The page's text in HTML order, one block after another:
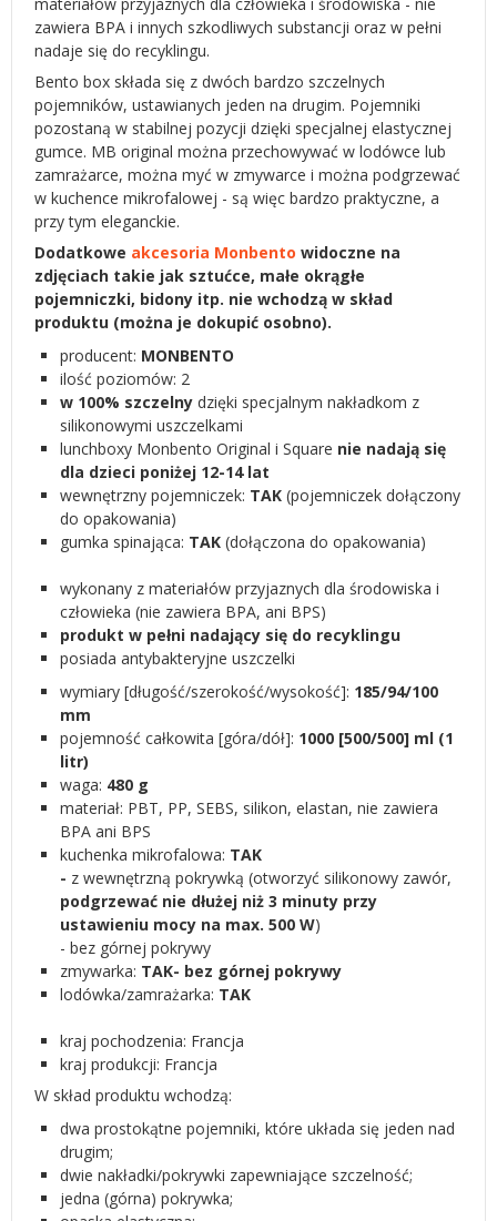
materiałów przyjaznych dla człowieka i środowiska - nie
zawiera BPA i innych szkodliwych substancji oraz w pełni
nadaje się do recyklingu.
Bento box składa się z dwóch bardzo szczelnych
pojemników, ustawianych jeden na drugim. Pojemniki
pozostaną w stabilnej pozycji dzięki specjalnej elastycznej
gumce. MB original można przechowywać w lodówce lub
zamrażarce, można myć w zmywarce i można podgrzewać
w kuchence mikrofalowej - są więc bardzo praktyczne, a
przy tym eleganckie.
Dodatkowe akcesoria Monbento widoczne na
zdjęciach takie jak sztućce, małe okrągłe
pojemniczki, bidony itp. nie wchodzą w skład
produktu (można je dokupić osobno).
producent: MONBENTO
ilość poziomów: 2
w 100% szczelny dzięki specjalnym nakładkom z
silikonowymi uszczelkami
lunchboxy Monbento Original i Square nie nadają się
dla dzieci poniżej 12-14 lat
wewnętrzny pojemniczek: TAK (pojemniczek dołączony
do opakowania)
gumka spinająca: TAK (dołączona do opakowania)
wykonany z materiałów przyjaznych dla środowiska i
człowieka (nie zawiera BPA, ani BPS)
produkt w pełni nadający się do recyklingu
posiada antybakteryjne uszczelki
wymiary [długość/szerokość/wysokość]: 185/94/100
mm
pojemność całkowita [góra/dół]: 1000 [500/500] ml (1
litr)
waga: 480 g
materiał: PBT, PP, SEBS, silikon, elastan, nie zawiera
BPA ani BPS
kuchenka mikrofalowa: TAK
- z wewnętrzną pokrywką (otworzyć silikonowy zawór,
podgrzewać nie dłużej niż 3 minuty przy
ustawieniu mocy na max. 500 W)
- bez górnej pokrywy
zmywarka: TAK- bez górnej pokrywy
lodówka/zamrażarka: TAK
kraj pochodzenia: Francja
kraj produkcji: Francja
W skład produktu wchodzą:
dwa prostokątne pojemniki, które układa się jeden nad
drugim;
dwie nakładki/pokrywki zapewniające szczelność;
jedna (górna) pokrywka;